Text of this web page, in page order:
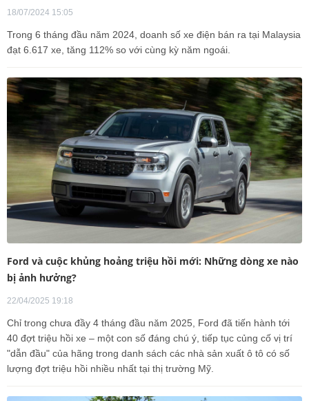
18/07/2024 15:05
Trong 6 tháng đầu năm 2024, doanh số xe điện bán ra tại Malaysia
đạt 6.617 xe, tăng 112% so với cùng kỳ năm ngoái.
Ford và cuộc khủng hoảng triệu hồi mới: Những dòng xe nào
bị ảnh hưởng?
22/04/2025 19:18
Chỉ trong chưa đầy 4 tháng đầu năm 2025, Ford đã tiến hành tới
40 đợt triệu hồi xe – một con số đáng chú ý, tiếp tục củng cố vị trí
"dẫn đầu" của hãng trong danh sách các nhà sản xuất ô tô có số
lượng đợt triệu hồi nhiều nhất tại thị trường Mỹ.